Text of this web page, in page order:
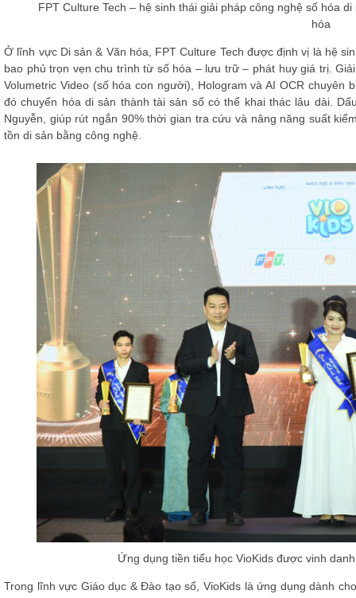
FPT Culture Tech – hệ sinh thái giải pháp công nghệ số hóa
hóa
Ở lĩnh vực Di sản & Văn hóa, FPT Culture Tech được định vị là hệ
bao phủ trọn vẹn chu trình từ số hóa – lưu trữ – phát huy giá trị.
Volumetric Video (số hóa con người), Hologram và AI OCR
đó chuyển hóa di sản thành tài sản số có thể khai thác lâu dài.
Nguyễn, giúp rút ngắn 90% thời gian tra cứu và nâng năng suất
tồn di sản bằng công nghệ.
Ứng dụng tiền tiểu học VioKids được vinh
Trong lĩnh vực Giáo dục & Đào tạo số, VioKids là ứng dụng dành